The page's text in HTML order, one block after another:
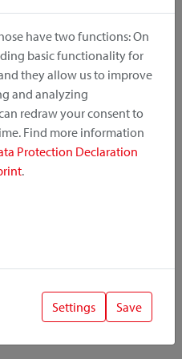
le système de fixation.
have two functions: On
basic functionality for
they allow us to improve
and analyzing
redraw your consent to
Find more information
Protection Declaration
.
Settings Save